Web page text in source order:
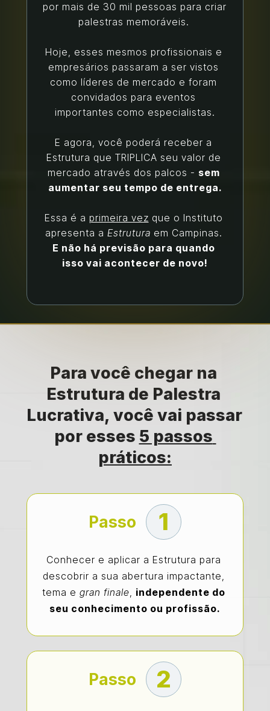
por mais de 30 mil pessoas para criar
palestras memoráveis.
Hoje, esses mesmos profissionais e
empresários passaram a ser vistos
como líderes de mercado e foram
convidados para eventos
importantes como especialistas.
E agora, você poderá receber a
Estrutura que TRIPLICA seu valor de
mercado através dos palcos - sem
aumentar seu tempo de entrega.
Essa é a primeira vez que o Instituto
apresenta a Estrutura
E não há previsão para quando
isso vai acontecer de novo!
Para você chegar na
Estrutura de Palestra
Lucrativa, você vai passar
por esses 5 passos
práticos:
Conhecer e aplicar a Estrutura para
descobrir a sua abertura impactante,
tema e gran finale, independente do
seu conhecimento ou profissão.
1
Passo
2
Passo